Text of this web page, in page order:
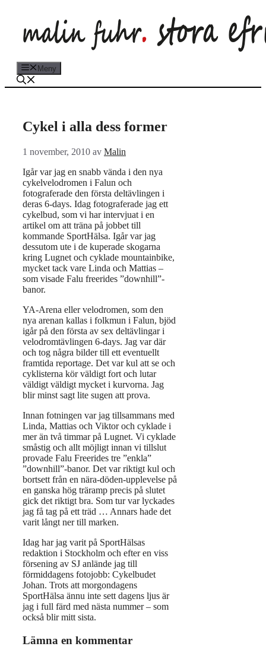
innehåll
Meny
Cykel i alla dess former
1 november, 2010 av Malin
Igår var jag en snabb vända i den nya
cykelvelodromen i Falun och
fotograferade den första deltävlingen i
deras 6-days. Idag fotograferade jag ett
cykelbud, som vi har intervjuat i en
artikel om att träna på jobbet till
kommande SportHälsa. Igår var jag
dessutom ute i de kuperade skogarna
kring Lugnet och cyklade mountainbike,
mycket tack vare Linda och Mattias –
som visade Falu freerides ”downhill”-
banor.
YA-Arena eller velodromen, som den
nya arenan kallas i folkmun i Falun, bjöd
igår på den första av sex deltävlingar i
velodromtävlingen 6-days. Jag var där
och tog några bilder till ett eventuellt
framtida reportage. Det var kul att se och
cyklisterna kör väldigt fort och lutar
väldigt väldigt mycket i kurvorna. Jag
blir minst sagt lite sugen att prova.
Innan fotningen var jag tillsammans med
Linda, Mattias och Viktor och cyklade i
mer än två timmar på Lugnet. Vi cyklade
småstig och allt möjligt innan vi tillslut
provade Falu Freerides tre ”enkla”
”downhill”-banor. Det var riktigt kul och
bortsett från en nära-döden-upplevelse på
en ganska hög träramp precis på slutet
gick det riktigt bra. Som tur var lyckades
jag få tag på ett träd … Annars hade det
varit långt ner till marken.
Idag har jag varit på SportHälsas
redaktion i Stockholm och efter en viss
försening av SJ anlände jag till
förmiddagens fotojobb: Cykelbudet
Johan. Trots att morgondagens
SportHälsa ännu inte sett dagens ljus är
jag i full färd med nästa nummer – som
också blir mitt sista.
Lämna en kommentar